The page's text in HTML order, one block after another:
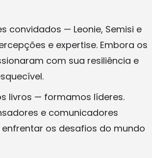
convidados — Leonie, Semisi e
e expertise. Embora os
com sua resiliência e
livros — formamos líderes.
e comunicadores
os desafios do mundo